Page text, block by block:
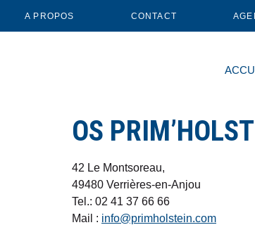
A PROPOS CONTACT
OS
42 Le Montsoreau,
49480 Verrières-en-Anjou
Tel.: 02 41 37 66 66
Mail : info@primholstein.com